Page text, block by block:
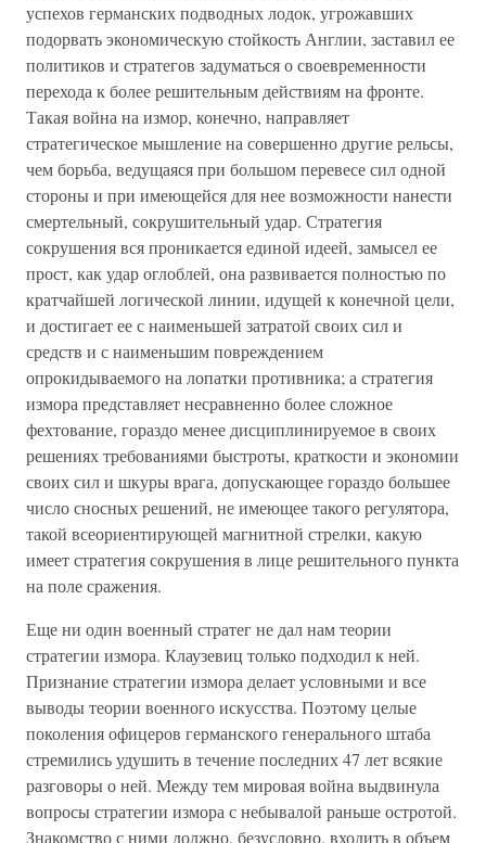
успехов германских подводных лодок, угрожавших
подорвать экономическую стойкость Англии, заставил ее
политиков и стратегов задуматься о своевременности
перехода к более решительным действиям на фронте.
Такая война на измор, конечно, направляет
стратегическое мышление на совершенно другие рельсы,
чем борьба, ведущаяся при большом перевесе сил одной
стороны и при имеющейся для нее возможности нанести
смертельный, сокрушительный удар. Стратегия
сокрушения вся проникается единой идеей, замысел ее
прост, как удар оглоблей, она развивается полностью по
кратчайшей логической линии, идущей к конечной цели,
и достигает ее с наименьшей затратой своих сил и
средств и с наименьшим повреждением
опрокидываемого на лопатки противника; а стратегия
измора представляет несравненно более сложное
фехтование, гораздо менее дисциплинируемое в своих
решениях требованиями быстроты, краткости и экономии
своих сил и шкуры врага, допускающее гораздо большее
число сносных решений, не имеющее такого регулятора,
такой всеориентирующей магнитной стрелки, какую
имеет стратегия сокрушения в лице решительного пункта
на поле сражения.
Еще ни один военный стратег не дал нам теории
стратегии измора. Клаузевиц только подходил к ней.
Признание стратегии измора делает условными и все
выводы теории военного искусства. Поэтому целые
поколения офицеров германского генерального штаба
стремились удушить в течение последних 47 лет всякие
разговоры о ней. Между тем мировая война выдвинула
вопросы стратегии измора с небывалой раньше остротой.
Знакомство с ними должно, безусловно, входить в объем